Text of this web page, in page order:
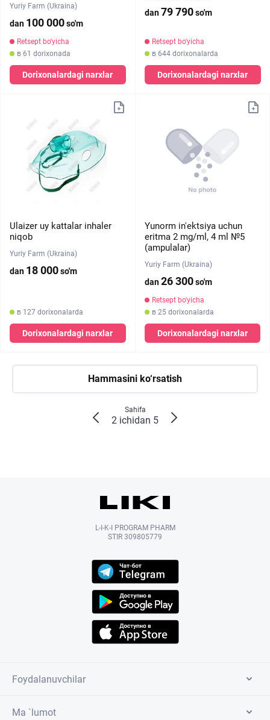
Yuriy Farm (Ukraina)
dan 100 000so'm
Retsept bo'yicha
в 61 dorixonada
Dorixonalardagi narxlar
dan79 790so'm
Retsept bo'yicha
в 644 dorixonalarda
Dorixonalardagi narxlar
Ulaizer uy kattalar inhaler
niqob
Yuriy Farm (Ukraina)
dan 18 000so'm
в 127 dorixonalarda
Dorixonalardagi narxlar
Yunorm in'ektsiya uchun
eritma 2 mg/ml, 4 ml №5
(ampulalar)
Yuriy Farm (Ukraina)
dan26 300so'm
Retsept bo'yicha
в 25 dorixonalarda
Dorixonalardagi narxlar
Hammasini ko‘rsatish
Sahifa
2 ichidan 5
L-I-K-I PROGRAM PHARM
STIR 309805779
Foydalanuvchilar
Ma `lumot